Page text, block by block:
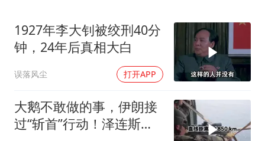
白海豚5次眼壁置换
构建更高水平的全民健身公共服务体系
1927年李大钊被绞刑40分
钟，24年后真相大白
误落风尘 打开APP
大鹅不敢做的事，伊朗接
过“斩首”行动！泽连斯基